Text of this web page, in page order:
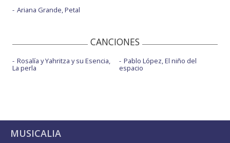
Ariana Grande, Petal
CANCIONES
Rosalía y Yahritza y su Esencia,
La perla
Pablo López, El niño del
espacio
MUSICALIA